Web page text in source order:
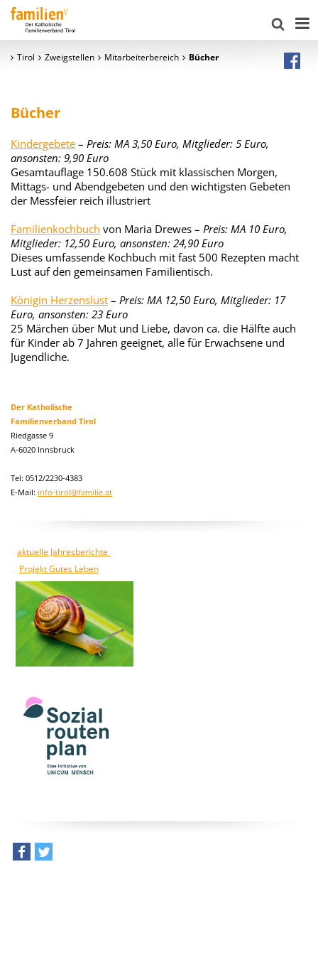
Tirol Zweigstellen Mitarbeiterbereich Bücher
Bücher
Kindergebete – Preis: MA 3,50 Euro, Mitglieder: 5 Euro,
ansonsten: 9,90 Euro
Gesamtauflage 150.608 Stück mit klassischen Morgen,
Mittags- und Abendgebeten und den wichtigsten Gebeten
der Messfeier reich illustriert
Familienkochbuch von Maria Drewes – Preis: MA 10 Euro,
Mitglieder: 12,50 Euro, ansonsten: 24,90 Euro
Dieses umfassende Kochbuch mit fast 500 Rezepten macht
Lust auf den gemeinsamen Familientisch.
Königin Herzenslust – Preis: MA 12,50 Euro, Mitglieder: 17
Euro, ansonsten: 23 Euro
25 Märchen über Mut und Liebe, davon ca. die Hälfte auch
für Kinder ab 7 Jahren geeignet, alle für Erwachsene und
Jugendliche.
Der Katholische
Familienverband Tirol
Riedgasse 9
A-6020 Innsbruck
Tel: 0512/2230-4383
E-Mail: info-tirol@familie.at
aktuelle Jahresberichte
Projekt Gutes Leben